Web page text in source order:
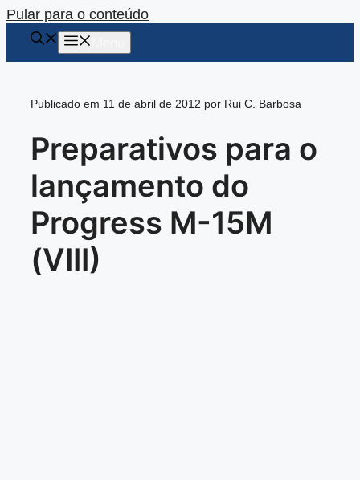
Pular para o conteúdo
Publicado em 11 de abril de 2012 por Rui C. Barbosa
Preparativos para o
lançamento do
Progress M-15M
(VIII)